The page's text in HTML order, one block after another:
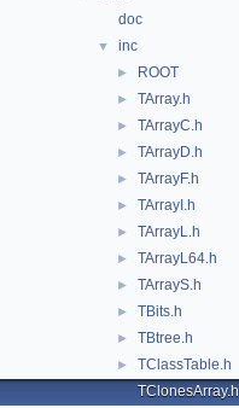
doc
▼ inc
► ROOT
► TArray.h
► TArrayC.h
► TArrayD.h
► TArrayF.h
► TArrayI.h
► TArrayL.h
► TArrayL64.h
► TArrayS.h
► TBits.h
► TBtree.h
►
TClassTable.h
TClonesArray.h